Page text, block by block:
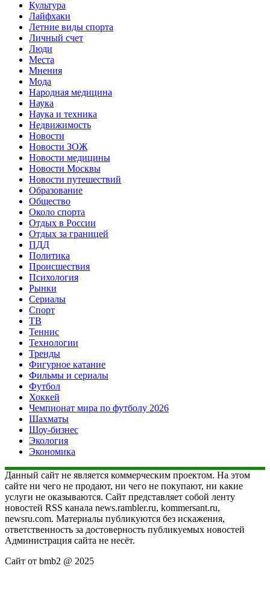
Культура
Лайфхаки
Летние виды спорта
Личный счет
Люди
Места
Мнения
Мода
Народная медицина
Наука
Наука и техника
Недвижимость
Новости
Новости ЗОЖ
Новости медицины
Новости Москвы
Новости путешествий
Образование
Общество
Около спорта
Отдых в России
Отдых за границей
ПДД
Политика
Происшествия
Психология
Рынки
Сериалы
Спорт
ТВ
Теннис
Технологии
Тренды
Фигурное катание
Фильмы и сериалы
Футбол
Хоккей
Чемпионат мира по футболу 2026
Шахматы
Шоу-бизнес
Экология
Экономика
Данный сайт не является коммерческим проектом. На этом
сайте ни чего не продают, ни чего не покупают, ни какие
услуги не оказываются. Сайт представляет собой ленту
новостей RSS канала news.rambler.ru, kommersant.ru,
newsru.com. Материалы публикуются без искажения,
ответственность за достоверность публикуемых новостей
Администрация сайта не несёт.
Сайт от bmb2 @ 2025